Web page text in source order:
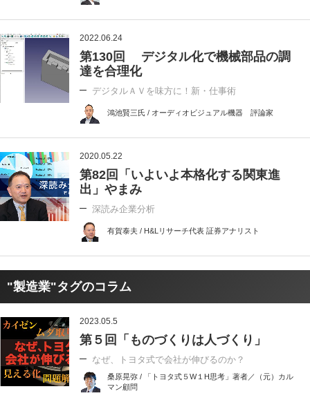
2022.06.24
第130回 デジタル化で機械部品の調
達を合理化
デジタルＡＶを味方に！新・仕事術
鴻池賢三氏 / オーディオビジュアル機器 評論家
2020.05.22
第82回「いよいよ本格化する関東進
出」やまみ
深読み企業分析
有賀泰夫 / H&Lリサーチ代表 証券アナリスト
"製造業"タグのコラム
2023.05.5
第５回「ものづくりは人づくり」
なぜ、トヨタ式で会社が伸びるのか？
桑原晃弥 / 「トヨタ式５W１H思考」著者／（元）カル
マン顧問